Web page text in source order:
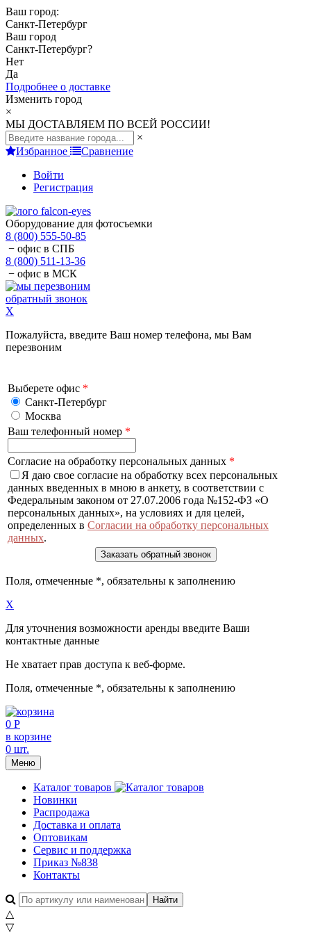
Ваш город:
Санкт-Петербург
Ваш город
Санкт-Петербург?
Нет
Да
Подробнее о доставке
Изменить город
×
МЫ ДОСТАВЛЯЕМ ПО ВСЕЙ РОССИИ!
×
Избранное
Сравнение
Войти
Регистрация
Оборудование для фотосъемки
8 (800) 555-50-85
− офис в СПБ
8 (800) 511-13-36
− офис в МСК
обратный звонок
X
Пожалуйста, введите Ваш номер телефона, мы Вам
перезвоним
Выберете офис *
Санкт-Петербург
Москва
Ваш телефонный номер *
Согласие на обработку персональных данных *
Я даю свое согласие на обработку всех персональных
данных введенных в мною в анкету, в соответствии с
Федеральным законом от 27.07.2006 года №152-ФЗ «О
персональных данных», на условиях и для целей,
определенных в Согласии на обработку персональных
данных.
Поля, отмеченные *, обязательны к заполнению
X
Для уточнения возможности аренды введите Ваши
контактные данные
Не хватает прав доступа к веб-форме.
Поля, отмеченные *, обязательны к заполнению
0 Р
в корзине
0 шт.
Меню
Каталог товаров
Новинки
Распродажа
Доставка и оплата
Оптовикам
Сервис и поддержка
Приказ №838
Контакты
△
▽